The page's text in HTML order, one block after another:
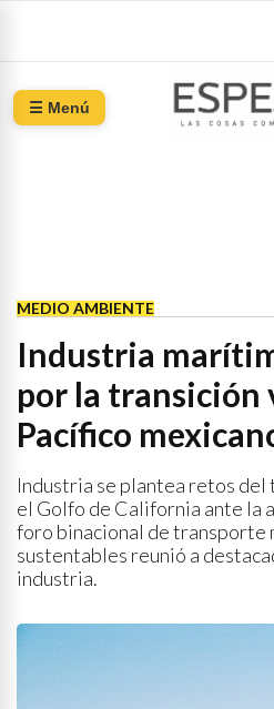
☰ Menú
MEDIO AMBIENTE
Industria
por la transición
Pacífico
Industria se plantea retos
el Golfo de California ante la
foro binacional de transporte
sustentables reunió a
industria.